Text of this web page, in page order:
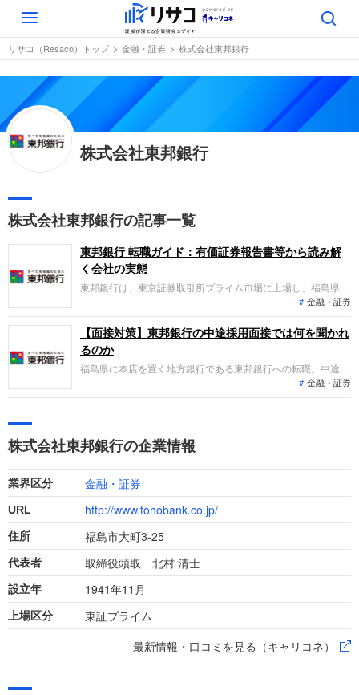
Toggle
navigation
リサコ（Resaco）トップ 金融・証券 株式会社東邦銀行
株式会社東邦銀行
株式会社東邦銀行の記事一覧
東邦銀行 転職ガイド：有価証券報告書等から読み解
く会社の実態
東邦銀行は、東京証券取引所プライム市場に上場し、福島県を
地盤として銀行業をはじめリース業や信用保証業など総合的な
金融サービスを展開する地域金融機関です。直近の業績トレン
ドを見ると、貸出金等の着実な積み上げと金利上昇による利回
り改善により、経常収益、当期純利益ともに前年度を上回る増
収増益を達成しています。
金融・証券
【面接対策】東邦銀行の中途採用面接では何を聞かれ
るのか
福島県に本店を置く地方銀行である東邦銀行への転職。中途採
用面接では、これまでの仕事内容や成果、今後のキャリアビジ
ョンを具体的に問われるほか、「人となり」も評価されます。
金融・証券
株式会社東邦銀行の企業情報
業界区分 金融・証券
URL http://www.tohobank.co.jp/
住所 福島市大町3-25
代表者 取締役頭取 北村 清士
設立年 1941年11月
上場区分
東証プライム
最新情報・口コミを見る（キャリコネ）